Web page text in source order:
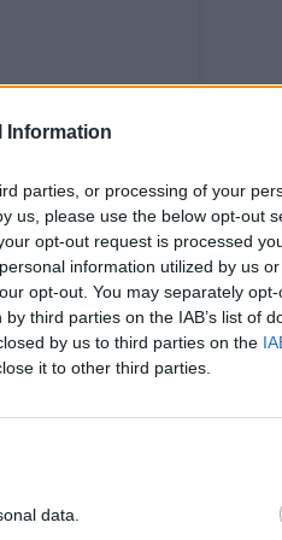
Information
parties, or processing of your
us, please use the below opt-out
opt-out request is processed
information utilized by us
opt-out. You may separately
third parties on the IAB’s list of
by us to third parties on the
it to other third parties.
data.
Hanna
vokietė